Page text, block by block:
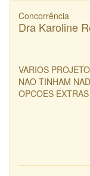
Concorrência
Dra Karoline
VARIOS
NAO TINHAM
OPCOES